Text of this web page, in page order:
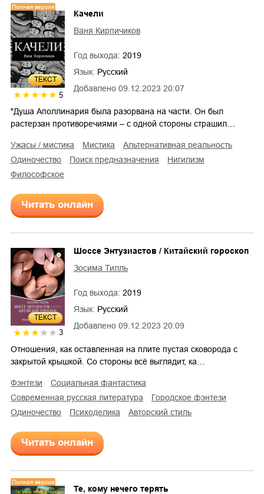
ТЕКСТ
Полная версия
5
Добавлено 09.12.2023 20:07
Качели
Ваня Кирпичиков
Год выхода: 2019
Язык: Русский
"Душа Аполлинария была разорвана на части. Он был
растерзан противоречиями – с одной стороны страшил…
ужасы / мистика мистика
альтернативная реальность
одиночество
поиск предназначения
нигилизм
философское
Читать онлайн
ТЕКСТ
3
Добавлено 09.12.2023 20:09
Шоссе Энтузиастов / Китайский гороскоп
Зосима Тилль
Год выхода: 2019
Язык: Русский
Отношения, как оставленная на плите пустая сковорода с
закрытой крышкой. Со стороны всё выглядит, ка…
фэнтези
социальная фантастика
современная русская литература
городское фэнтези
одиночество
психоделика авторский стиль
Читать онлайн
Полная версия
Те, кому нечего терять